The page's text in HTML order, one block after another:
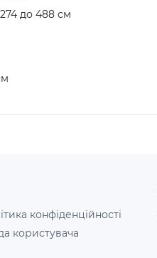
до 488 см
конфіденційності
користувача